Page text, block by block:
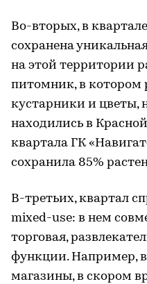
Во-вторых, в
сохранена
на этой территории
питомник, в котором
кустарники и цветы,
находились в
квартала ГК
сохранила 85%
В-третьих, квартал
mixed-use: в нем
торговая,
функции. Например,
магазины, в скором